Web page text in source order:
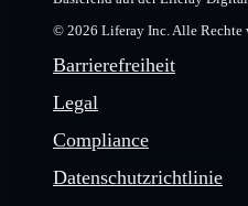
© 2026 Liferay Inc. Alle Rechte
Barrierefreiheit
Legal
Compliance
Datenschutzrichtlinie